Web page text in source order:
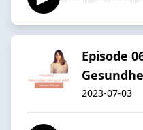
Episode
2023-07-03